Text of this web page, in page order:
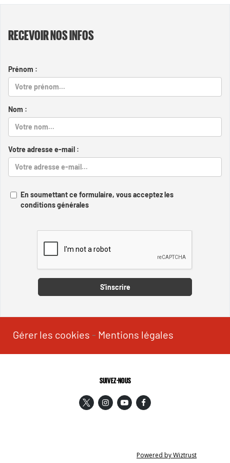
RECEVOIR NOS INFOS
Prénom :
Nom :
Votre adresse e-mail :
En soumettant ce formulaire, vous acceptez les
conditions générales
S'inscrire
Gérer les cookies - Mentions légales
SUIVEZ-NOUS
Powered by Wiztrust